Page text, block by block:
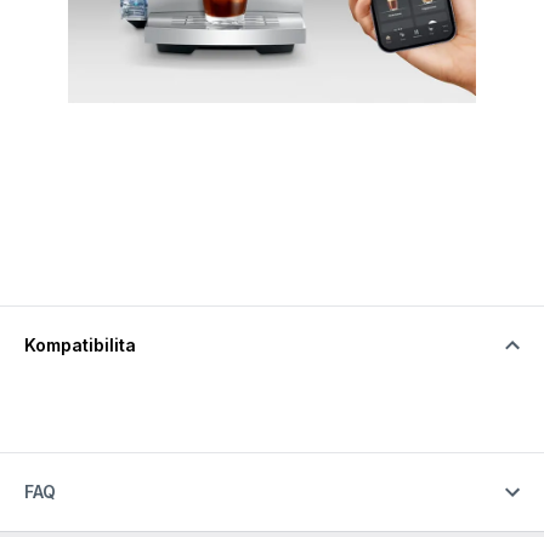
Kompatibilita
FAQ